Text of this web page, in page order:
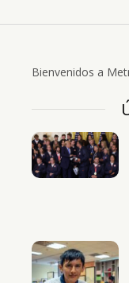
Bienvenidos a